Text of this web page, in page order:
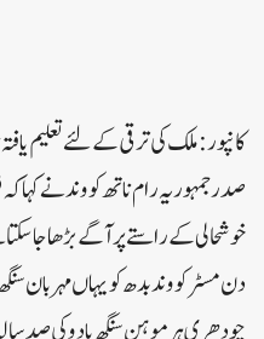
کانپور:ملک کی ترقی کے لئے تعلیم
صدرجمہوریہ رام ناتھ کووند نے کہا
خوشحالی کے راستے پر آگے بڑھا
دن مسٹر کووند بدھ کو یہاں مہربان